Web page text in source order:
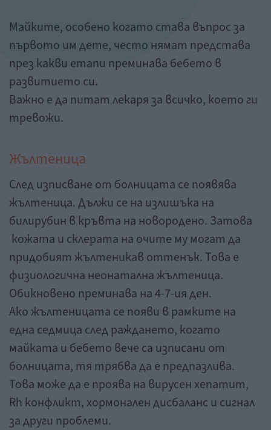
Майките, особено когато става въпрос за
първото им дете, често нямат представа
през какви етапи преминава бебето в
развитието си.
Важно е да питат лекаря за всичко, което ги
тревожи.
Жълтеница
След изписване от болницата се появява
жълтеница. Дължи се на излишъка на
билирубин в кръвта на новородено. Затова
кожата и склерата на очите му могат да
придобият жълтеникав оттенък. Това е
физиологична неонатална жълтеница.
Обикновено преминава на 4-7-ия ден.
Ако жълтеницата се появи в рамките на
една седмица след раждането, когато
майката и бебето вече са изписани от
болницата, тя трябва да е предпазлива.
Това може да е проява на вирусен хепатит,
Rh конфликт, хормонален дисбаланс и сигнал
за други проблеми.